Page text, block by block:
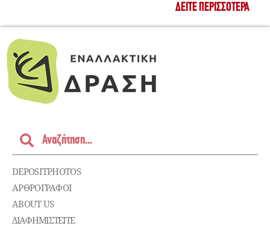
ΔΕΊΤΕ ΠΕΡΙΣΣΌΤΕΡΑ
DEPOSITPHOTOS
ΑΡΘΡΟΓΡΑΦΟΙ
ABOUT US
ΔΙΑΦΗΜΙΣΤΕΊΤΕ